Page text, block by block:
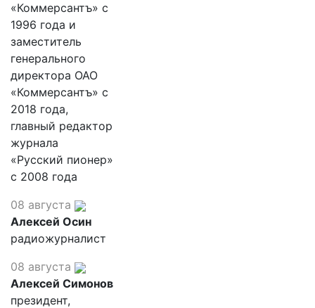
«Коммерсантъ» с
1996 года и
заместитель
генерального
директора ОАО
«Коммерсантъ» с
2018 года,
главный редактор
журнала
«Русский пионер»
с 2008 года
08 августа
Алексей Осин
радиожурналист
08 августа
Алексей Симонов
президент,